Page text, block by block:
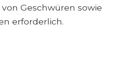
Geschwüren sowie
erforderlich.